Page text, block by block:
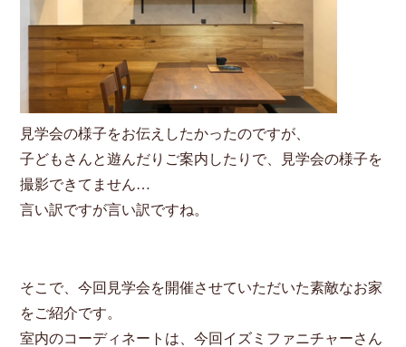
見学会の様子をお伝えしたかったのですが、
子どもさんと遊んだりご案内したりで、見学会の様子を
撮影できてません…
言い訳ですが言い訳ですね。
そこで、今回見学会を開催させていただいた素敵なお家
をご紹介です。
室内のコーディネートは、今回イズミファニチャーさん